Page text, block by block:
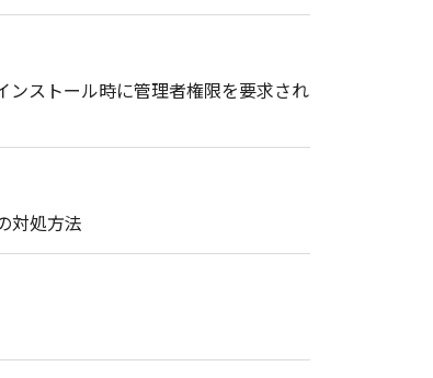
ストール時に管理者権限を要求され
対処方法